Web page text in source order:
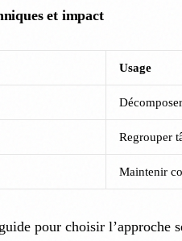
et impact
Usage
Regrouper
Maintenir
pour choisir l’approche